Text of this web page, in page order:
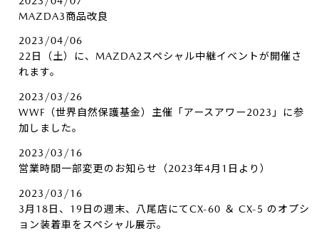
MAZDA3商品改良
2023/04/06
22日（土）に、MAZDA2スペシャル中継イベントが開催さ
れます。
2023/03/26
WWF（世界自然保護基金）主催「アースアワー2023」に参
加しました。
2023/03/16
営業時間一部変更のお知らせ（2023年4月1日より）
2023/03/16
3月18日、19日の週末、八尾店にてCX-60 ＆ CX-5 のオプシ
ョン装着車をスペシャル展示。